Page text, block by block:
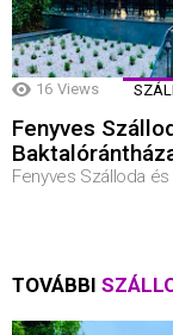
16 Views
Fenyves
Fenyves Szálloda
TOVÁBBI